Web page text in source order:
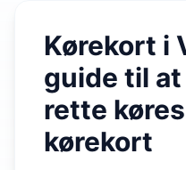
Kørekort i
guide til
rette
kørekort